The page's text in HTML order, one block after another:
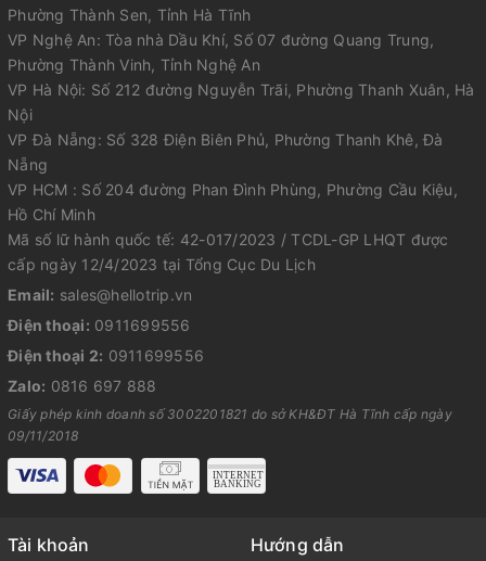
Phường Thành Sen, Tỉnh Hà Tĩnh
VP Nghệ An: Tòa nhà Dầu Khí, Số 07 đường Quang Trung,
Phường Thành Vinh, Tỉnh Nghệ An
VP Hà Nội: Số 212 đường Nguyễn Trãi, Phường Thanh Xuân, Hà
Nội
VP Đà Nẵng: Số 328 Điện Biên Phủ, Phường Thanh Khê, Đà
Nẵng
VP HCM : Số 204 đường Phan Đình Phùng, Phường Cầu Kiệu,
Hồ Chí Minh
Mã số lữ hành quốc tế: 42-017/2023 / TCDL-GP LHQT được
cấp ngày 12/4/2023 tại Tổng Cục Du Lịch
Email: sales@hellotrip.vn
Điện thoại: 0911699556
Điện thoại 2: 0911699556
Zalo: 0816 697 888
Giấy phép kinh doanh số 3002201821 do sở KH&ĐT Hà Tĩnh cấp ngày
09/11/2018
Tài khoản Hướng dẫn